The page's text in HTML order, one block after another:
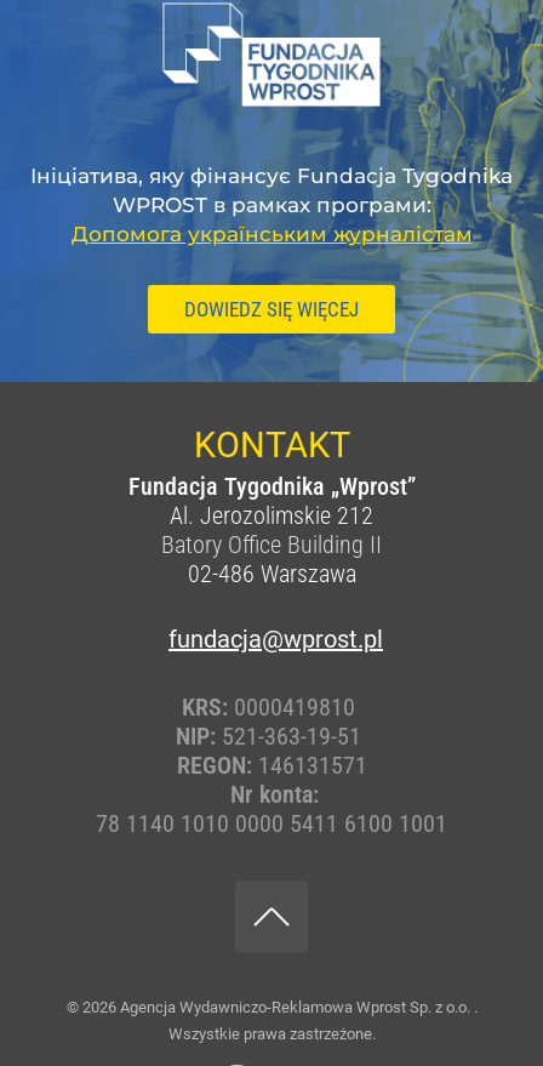
Ініціатива, яку фінансує Fundacja Tygodnika
WPROST в рамках програми:
Допомога українським журналістам
DOWIEDZ SIĘ WIĘCEJ
KONTAKT
Fundacja Tygodnika „Wprost”
Al. Jerozolimskie 212
Batory Office Building II
02-486 Warszawa
fundacja@wprost.pl
KRS: 0000419810
NIP: 521-363-19-51
REGON: 146131571
Nr konta:
78 1140 1010 0000 5411 6100 1001
© 2026 Agencja Wydawniczo-Reklamowa Wprost Sp. z o.o. .
Wszystkie prawa zastrzeżone.